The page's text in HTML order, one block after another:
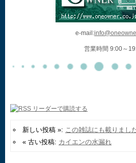
e-mail:
営業時間 9:00～
新しい投稿 »: この雑誌にも載りまし
« 古い投稿: カイエンの水漏れ